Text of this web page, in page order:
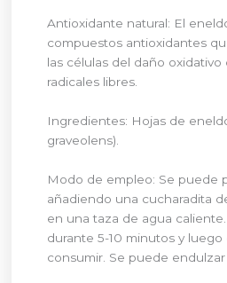
Antioxidante natural: El
compuestos antioxidantes
las células del daño oxidativo
radicales libres.
Ingredientes: Hojas de
graveolens).
Modo de empleo: Se puede
añadiendo una cucharadita
en una taza de agua
durante 5-10 minutos y luego
consumir. Se puede endulzar